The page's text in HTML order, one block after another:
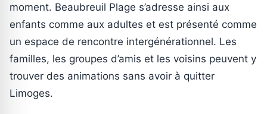
moment. Beaubreuil Plage s’adresse ainsi aux
enfants comme aux adultes et est présenté comme
un espace de rencontre intergénérationnel. Les
familles, les groupes d’amis et les voisins peuvent y
trouver des animations sans avoir à quitter
Limoges.